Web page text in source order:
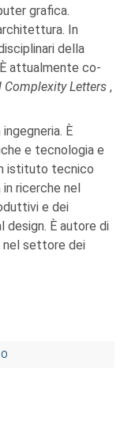
grafica.
In
della
attualmente co-
Complexity Letters ,
È
e tecnologia e
istituto tecnico
ricerche nel
e dei
È autore di
nel settore dei